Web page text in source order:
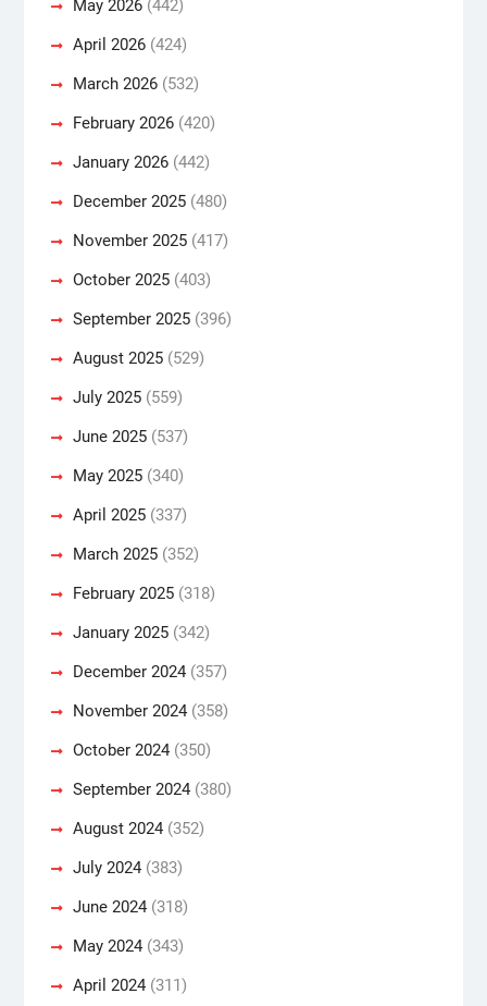
May 2026(442)
April 2026(424)
March 2026(532)
February 2026(420)
January 2026(442)
December 2025(480)
November 2025(417)
October 2025(403)
September 2025(396)
August 2025(529)
July 2025(559)
June 2025(537)
May 2025(340)
April 2025(337)
March 2025(352)
February 2025(318)
January 2025(342)
December 2024(357)
November 2024(358)
October 2024(350)
September 2024(380)
August 2024(352)
July 2024(383)
June 2024(318)
May 2024(343)
April 2024(311)